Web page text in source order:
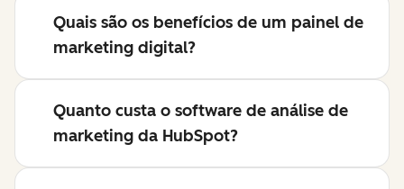
Quais são os benefícios de um painel de
marketing digital?
Quanto custa o software de análise de
marketing da HubSpot?